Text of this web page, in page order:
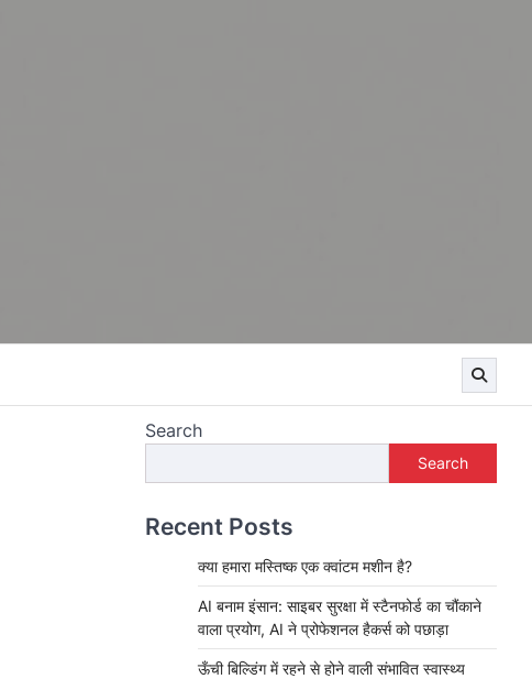
Search
Search
Recent Posts
क्या हमारा मस्तिष्क एक क्वांटम मशीन है?
AI बनाम इंसान: साइबर सुरक्षा में स्टैनफोर्ड का चौंकाने
वाला प्रयोग, AI ने प्रोफेशनल हैकर्स को पछाड़ा
ऊँची बिल्डिंग में रहने से होने वाली संभावित स्वास्थ्य